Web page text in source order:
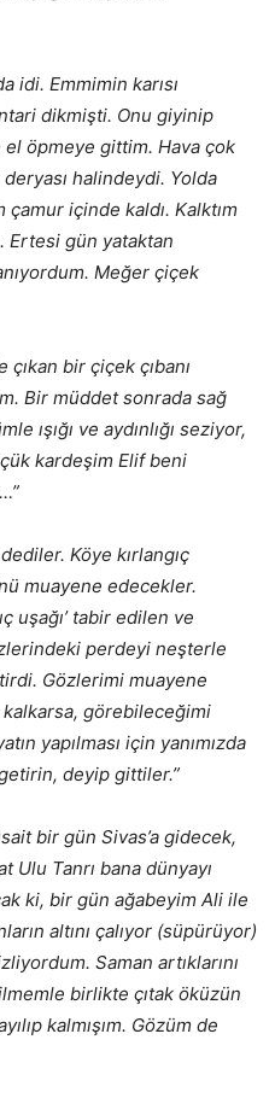
idi. Emmimin karısı
dikmişti. Onu giyinip
öpmeye gittim. Hava çok
halindeydi. Yolda
çamur içinde kaldı. Kalktım
Ertesi gün yataktan
Meğer çiçek
bir çiçek çıbanı
Bir müddet sonrada sağ
ışığı ve aydınlığı seziyor,
kardeşim Elif beni
Köye kırlangıç
muayene edecekler.
uşağı’ tabir edilen ve
perdeyi neşterle
Gözlerimi muayene
görebileceğimi
yapılması için yanımızda
deyip gittiler.”
bir gün Sivas’a gidecek,
Ulu Tanrı bana dünyayı
ki, bir gün ağabeyim Ali ile
altını çalıyor (süpürüyor)
Saman artıklarını
birlikte çıtak öküzün
kalmışım. Gözüm de